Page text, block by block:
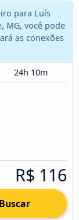
para Luís
MG, você pode
as conexões
24h 10m
R$ 116
Buscar